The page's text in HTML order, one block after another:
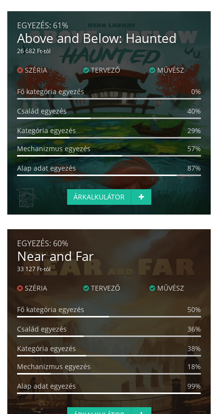
EGYEZÉS: 61%
Above and Below: Haunted
26 682 Ft-tól
SZÉRIA TERVEZŐ MŰVÉSZ
Fő kategória egyezés 0%
Család egyezés 40%
Kategória egyezés
29%
Mechanizmus egyezés
57%
Alap adat egyezés 87%
ÁRKALKULÁTOR
EGYEZÉS: 60%
Near and Far
33 127 Ft-tól
SZÉRIA TERVEZŐ MŰVÉSZ
Fő kategória egyezés 50%
Család egyezés 36%
Kategória egyezés
38%
Mechanizmus egyezés
18%
Alap adat egyezés 99%